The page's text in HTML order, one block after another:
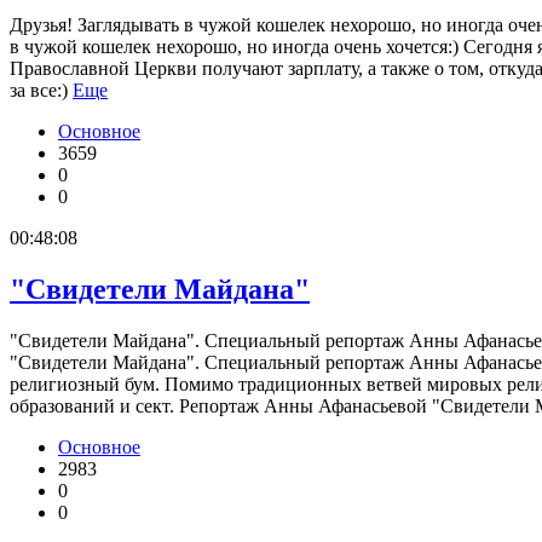
Друзья! Заглядывать в чужой кошелек нехорошо, но иногда
в чужой кошелек нехорошо, но иногда очень хочется:)
Православной Церкви получают зарплату, а также о том,
за все:) Еще
Основное
3659
0
0
00:48:08
"Свидетели Майдана"
"Свидетели Майдана". Специальный репортаж Анны
"Свидетели Майдана". Специальный репортаж Анны
религиозный бум. Помимо традиционных ветвей мировых
образований и сект. Репортаж Анны Афанасьевой "Свидетели
Основное
2983
0
0